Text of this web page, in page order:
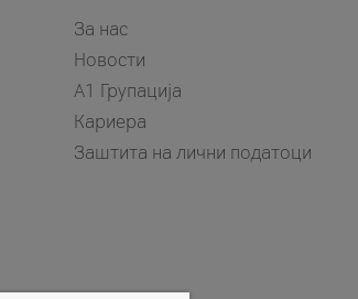
За нас
Новости
А1 Групација
Кариера
Заштита на лични податоци